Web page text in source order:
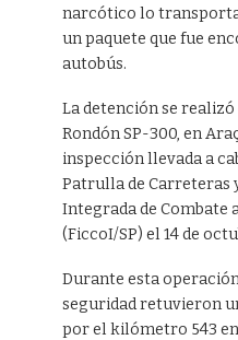
narcótico lo
un paquete que fue
autobús.
La detención se
Rondón SP-300, en
inspección llevada a
Patrulla de Carreteras
Integrada de Combate
(FiccoI/SP) el 14 de
Durante esta
seguridad retuvieron
por el kilómetro 543